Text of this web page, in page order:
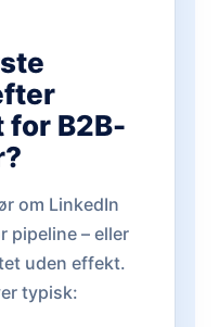
B2B-
om LinkedIn
pipeline – eller
uden effekt.
typisk: